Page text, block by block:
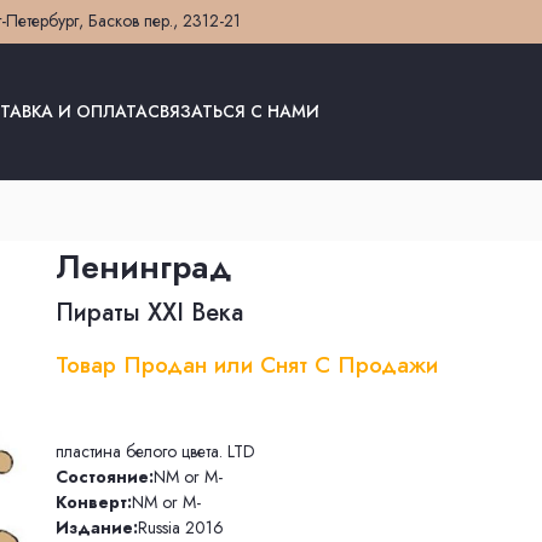
Петербург, Басков пер., 2312-21
И ОПЛАТАСВЯЗАТЬСЯ С НАМИ
Ленинград
Пираты XXI Века
Товар Продан или Снят С Продажи
пластина белого цвета. LTD
Состояние:NM or M-
Конверт:NM or M-
Издание:Russia 2016